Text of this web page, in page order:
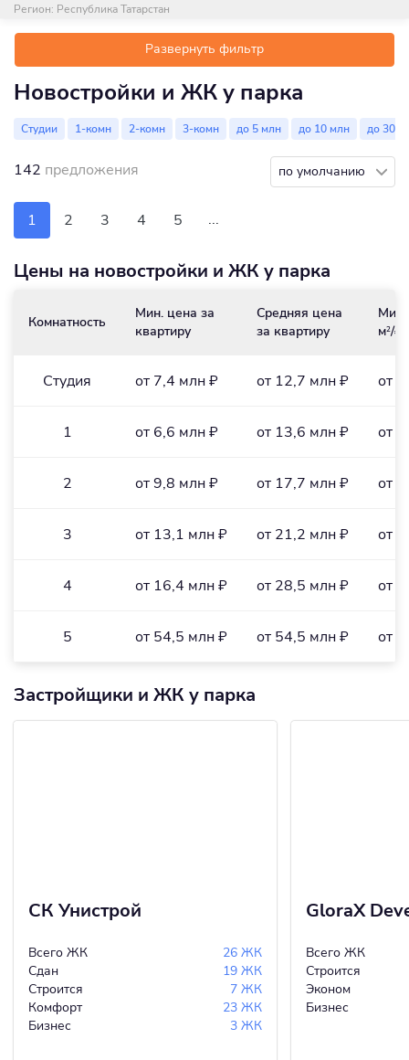
Регион: Республика Татарстан
Развернуть фильтр
Новостройки и ЖК у парка
Студии 1-комн 2-комн 3-комн до 5 млн до 10 млн до 30 м²
142 предложения по умолчанию
1 2 3 4 5 ...
Цены на новостройки и ЖК у парка
Комнатность
Мин. цена за
квартиру
Средняя цена
за квартиру
Мин.
м2/₽
Студия от 7,4 млн ₽ от 12,7 млн ₽ от
1 от 6,6 млн ₽ от 13,6 млн ₽ от
2 от 9,8 млн ₽ от 17,7 млн ₽ от
3 от 13,1 млн ₽ от 21,2 млн ₽ от
4 от 16,4 млн ₽ от 28,5 млн ₽ от
5 от 54,5 млн ₽ от 54,5 млн ₽ от
Застройщики и ЖК у парка
СК Унистрой
Всего ЖК
26 ЖК
Сдан
19 ЖК
Строится
7 ЖК
Комфорт
23 ЖК
Бизнес
3 ЖК
GloraX
Всего ЖК
Строится
Эконом
Бизнес